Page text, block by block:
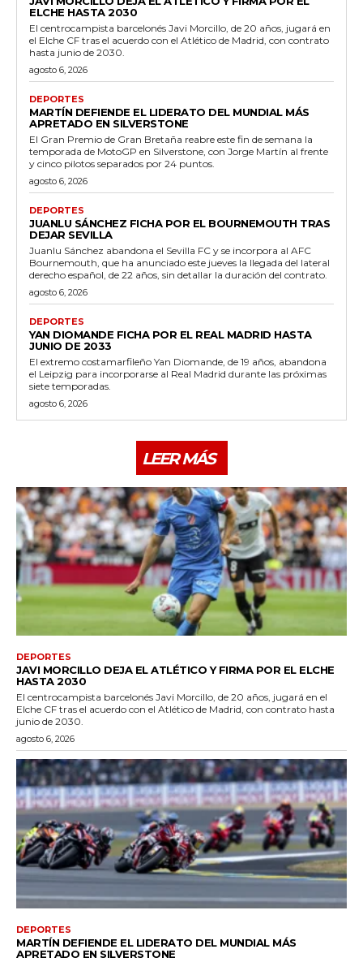
ELCHE HASTA 2030
El centrocampista barcelonés Javi Morcillo, de 20 años, jugará en
el Elche CF tras el acuerdo con el Atlético de Madrid, con contrato
hasta junio de 2030.
agosto 6, 2026
DEPORTES
MARTÍN DEFIENDE EL LIDERATO DEL MUNDIAL MÁS
APRETADO EN SILVERSTONE
El Gran Premio de Gran Bretaña reabre este fin de semana la
temporada de MotoGP en Silverstone, con Jorge Martín al frente
y cinco pilotos separados por 24 puntos.
agosto 6, 2026
DEPORTES
JUANLU SÁNCHEZ FICHA POR EL BOURNEMOUTH TRAS
DEJAR SEVILLA
Juanlu Sánchez abandona el Sevilla FC y se incorpora al AFC
Bournemouth, que ha anunciado este jueves la llegada del lateral
derecho español, de 22 años, sin detallar la duración del contrato.
agosto 6, 2026
DEPORTES
YAN DIOMANDE FICHA POR EL REAL MADRID HASTA
JUNIO DE 2033
El extremo costamarfileño Yan Diomande, de 19 años, abandona
el Leipzig para incorporarse al Real Madrid durante las próximas
siete temporadas.
agosto 6, 2026
LEER MÁS
DEPORTES
JAVI MORCILLO DEJA EL ATLÉTICO Y FIRMA POR EL ELCHE
HASTA 2030
El centrocampista barcelonés Javi Morcillo, de 20 años, jugará en el
Elche CF tras el acuerdo con el Atlético de Madrid, con contrato hasta
junio de 2030.
agosto 6, 2026
DEPORTES
MARTÍN DEFIENDE EL LIDERATO DEL MUNDIAL MÁS
APRETADO EN SILVERSTONE